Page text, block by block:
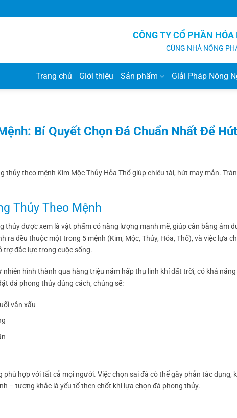
CÔNG TY CỔ PHẦN HÓA
CÙNG NHÀ NÔNG
Trang chủ Giới thiệu Sản phẩm Giải Pháp Nông
Bí Quyết Chọn Đá Chuẩn Nhất Để
thủy theo mệnh Kim Mộc Thủy Hỏa Thổ giúp chiêu tài, hút may mắn.
Thủy Theo Mệnh
thủy được xem là vật phẩm có năng lượng mạnh mẽ, giúp cân bằng âm
ra đều thuộc một trong 5 mệnh (Kim, Mộc, Thủy, Hỏa, Thổ), và việc lựa
trợ đắc lực trong cuộc sống.
nhiên hình thành qua hàng triệu năm hấp thụ linh khí đất trời, có khả
đá phong thủy đúng cách, chúng sẽ:
vận xấu
phù hợp với tất cả mọi người. Việc chọn sai đá có thể gây phản tác dụng,
– tương khắc là yếu tố then chốt khi lựa chọn đá phong thủy.